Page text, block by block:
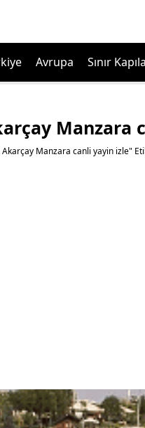
Avrupa Sınır
Manzara
Akarçay Manzara canli yayin izle"